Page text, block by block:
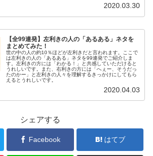
2020.03.30
【全99連発】左利きの人の「あるある」ネタを
まとめてみた！
世の中の人の約10％ほどが左利きだと言われます。ここで
は左利きの人の「あるある」ネタを99連発でご紹介しま
す。左利きの方には「わかる！」と共感していただけると
うれしいです。また、右利きの方には「へぇー、そうだっ
たのかー」と左利きの人々を理解するきっかけにしてもら
えるとうれしいです。
2020.04.03
シェアする
Facebook はてブ